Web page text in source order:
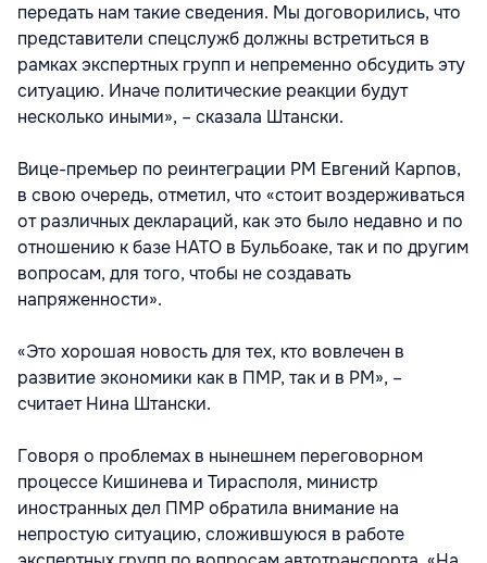
передать нам такие сведения. Мы договорились, что
представители спецслужб должны встретиться в
рамках экспертных групп и непременно обсудить эту
ситуацию. Иначе политические реакции будут
несколько иными», – сказала Штански.
Вице-премьер по реинтеграции РМ Евгений Карпов,
в свою очередь, отметил, что «стоит воздерживаться
от различных деклараций, как это было недавно и по
отношению к базе НАТО в Бульбоаке, так и по другим
вопросам, для того, чтобы не создавать
напряженности».
«Это хорошая новость для тех, кто вовлечен в
развитие экономики как в ПМР, так и в РМ», –
считает Нина Штански.
Говоря о проблемах в нынешнем переговорном
процессе Кишинева и Тирасполя, министр
иностранных дел ПМР обратила внимание на
непростую ситуацию, сложившуюся в работе